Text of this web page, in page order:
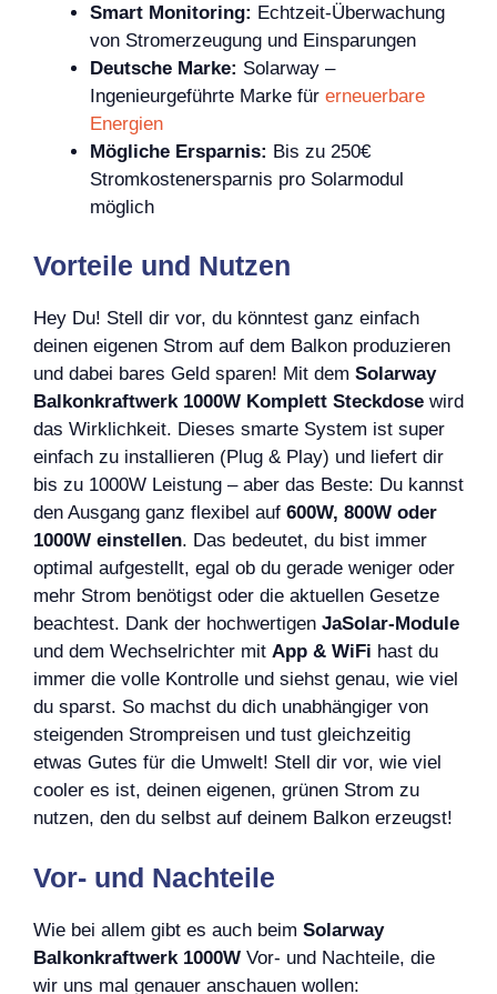
Smart Monitoring: Echtzeit-Überwachung
von Stromerzeugung und Einsparungen
Deutsche Marke: Solarway –
Ingenieurgeführte Marke für erneuerbare
Energien
Mögliche Ersparnis: Bis zu 250€
Stromkostenersparnis pro Solarmodul
möglich
Vorteile und Nutzen
Hey Du! Stell dir vor, du könntest ganz einfach
deinen eigenen Strom auf dem Balkon produzieren
und dabei bares Geld sparen! Mit dem Solarway
Balkonkraftwerk 1000W Komplett Steckdose wird
das Wirklichkeit. Dieses smarte System ist super
einfach zu installieren (Plug & Play) und liefert dir
bis zu 1000W Leistung – aber das Beste: Du kannst
den Ausgang ganz flexibel auf 600W, 800W oder
1000W einstellen. Das bedeutet, du bist immer
optimal aufgestellt, egal ob du gerade weniger oder
mehr Strom benötigst oder die aktuellen Gesetze
beachtest. Dank der hochwertigen JaSolar-Module
und dem Wechselrichter mit App & WiFi hast du
immer die volle Kontrolle und siehst genau, wie viel
du sparst. So machst du dich unabhängiger von
steigenden Strompreisen und tust gleichzeitig
etwas Gutes für die Umwelt! Stell dir vor, wie viel
cooler es ist, deinen eigenen, grünen Strom zu
nutzen, den du selbst auf deinem Balkon erzeugst!
Vor- und Nachteile
Wie bei allem gibt es auch beim Solarway
Balkonkraftwerk 1000W Vor- und Nachteile, die
wir uns mal genauer anschauen wollen: